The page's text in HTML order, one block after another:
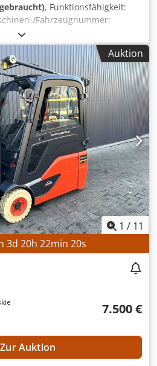
, Funktionsfähigkeit:
Fahrzeugnummer:
, Betriebsstunden:
1.950 mm, Kein
Verkauf zum höchsten Gebot!
2.800 mm Bauhöhe: 1.950
Mastart: Standardmast
Batterie Betriebsstunden: 560 h
Initialhub
SL1145SP
Auktion
1 / 11
3d 20h 22min 18s
7.500 €
Zur Auktion